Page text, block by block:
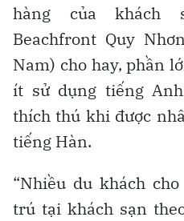
hàng của khách
Beachfront Quy
Nam) cho hay, phần
ít sử dụng tiếng
thích thú khi được
tiếng Hàn.
“Nhiều du khách
trú tại khách sạn